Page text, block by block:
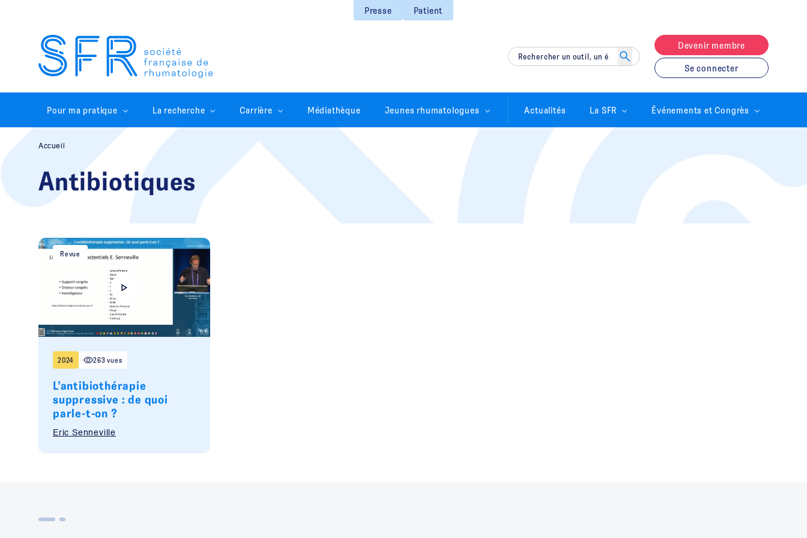
Presse Patient
Devenir membre
Se connecter
Pour ma pratique La recherche Carrière Médiathèque Jeunes rhumatologues Actualités La SFR Événements et Congrès
Accueil
Antibiotiques
Revue
2024 263 vues
L’antibiothérapie
suppressive : de quoi
parle-t-on ?
Eric Senneville